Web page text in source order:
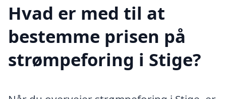
Hvad er med til at
bestemme prisen på
strømpeforing i Stige?